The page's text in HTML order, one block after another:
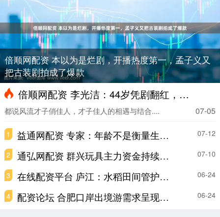
倍顺网配资 本以为是烂剧，开播热度第一，孟子义又
把古装剧拍成了爆款
倍顺网配资 李光洁：44岁凭剧翻红，回顾其丰富感情与演艺起伏路
07-05
都说风流才子俏佳人，才子佳人的相遇与结合....
1 益通网配资 专家：年龄不是衡量生育的唯一指标 科学的生育指导尤为必要 07-12
2 通弘网配资 群兴玩具主力资金持续净流入，3日共净流入2805.61万元 07-10
3 在线配资平台 庐江：水稻田间管护忙_大皖新闻 | 安徽网 06-24
4 配资论坛 合肥口岸出境游需求呈现爆发式增长，学生群体及家庭游客是主力军 _大皖新闻 | 安徽网 06-24